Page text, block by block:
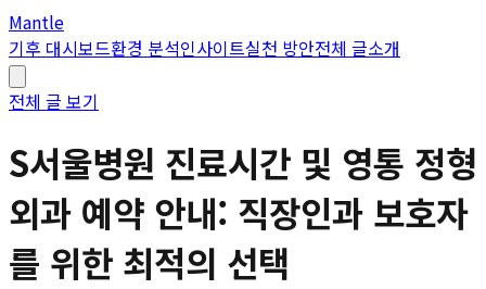
Mantle
기후 대시보드환경 분석인사이트실천 방안전체 글소개
전체 글 보기
S서울병원 진료시간 및 영통 정형
외과 예약 안내: 직장인과 보호자
를 위한 최적의 선택